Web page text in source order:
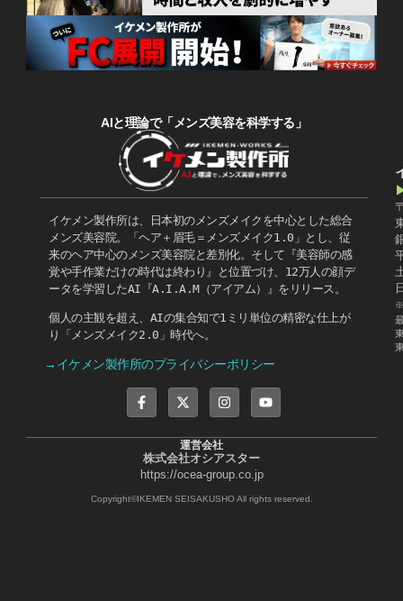
AIと理論で「メンズ美容を科学する」
イケメン製作所は、日本初のメンズメイクを中心とした総合
メンズ美容院。「ヘア＋眉毛＝メンズメイク1.0」とし、従
来のヘア中心のメンズ美容院と差別化。そして『美容師の感
覚や手作業だけの時代は終わり』と位置づけ、12万人の顔デ
ータを学習したAI『A.I.A.M（アイアム）』をリリース。
個人の主観を超え、AIの集合知で1ミリ単位の精密な仕上が
り「メンズメイク2.0」時代へ。
→イケメン製作所のプライバシーポリシー
※
運営会社
株式会社オシアスター
https://ocea-group.co.jp
Copyright©IKEMEN SEISAKUSHO All rights reserved.